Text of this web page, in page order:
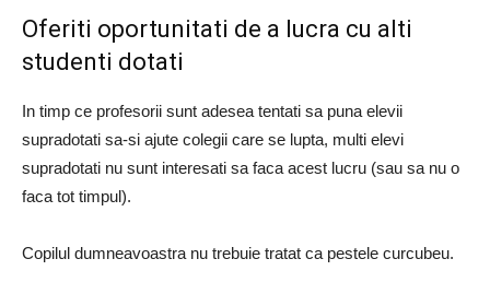
Oferiti oportunitati de a lucra cu alti
studenti dotati
In timp ce profesorii sunt adesea tentati sa puna elevii
supradotati sa-si ajute colegii care se lupta, multi elevi
supradotati nu sunt interesati sa faca acest lucru (sau sa nu o
faca tot timpul).
Copilul dumneavoastra nu trebuie tratat ca pestele curcubeu.